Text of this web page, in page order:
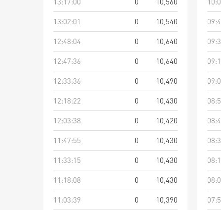
13:02:01
0
10,540
12:48:04
0
10,640
12:47:36
0
10,640
12:33:36
0
10,490
12:18:22
0
10,430
12:03:38
0
10,420
11:47:55
0
10,430
11:33:15
0
10,430
11:18:08
0
10,430
11:03:39
0
10,390